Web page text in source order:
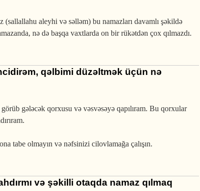
aleyhi və səlləm) bu namazları davamlı şəkildə
nə də başqa vaxtlarda on bir rükətdən çox qılmazdı.
qəlbimi düzəltmək üçün nə
gələcək qorxusu və vəsvəsəyə qapılıram. Bu qorxular
tabe olmayın və nəfsinizi cilovlamağa çalışın.
və şəkilli otaqda namaz qılmaq